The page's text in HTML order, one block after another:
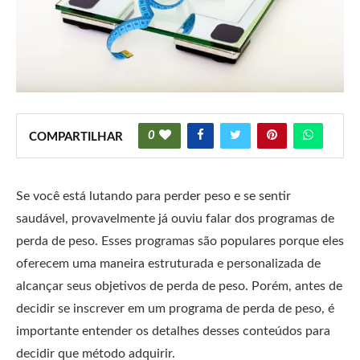
COMPARTILHAR 0
Se você está lutando para perder peso e se sentir
saudável, provavelmente já ouviu falar dos programas de
perda de peso. Esses programas são populares porque eles
oferecem uma maneira estruturada e personalizada de
alcançar seus objetivos de perda de peso. Porém, antes de
decidir se inscrever em um programa de perda de peso, é
importante entender os detalhes desses conteúdos para
decidir que método adquirir.